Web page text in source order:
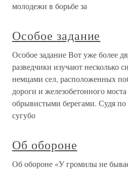
молодежи в борьбе за
Особое задание
Особое задание Вот уже более
разведчики изучают несколько
немцами сел, расположенных
дороги и железобетонного
обрывистыми берегами. Судя по
сугубо
Об обороне
Об обороне «У громилы не